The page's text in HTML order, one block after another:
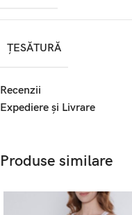
ȚESĂTURĂ
Recenzii
Expediere și Livrare
Produse similare